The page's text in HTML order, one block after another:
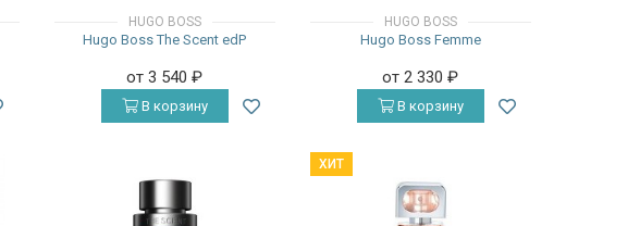
HUGO BOSS
Hugo Boss The Scent edP
от 3 540₽
В корзину
HUGO BOSS
Hugo Boss Femme
от 2 330₽
В корзину
ХИТ